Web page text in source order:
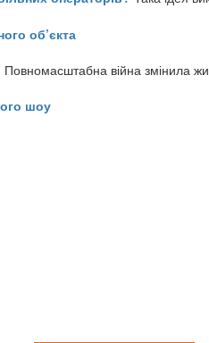
об’єкта
Повномасштабна війна змінила
шоу